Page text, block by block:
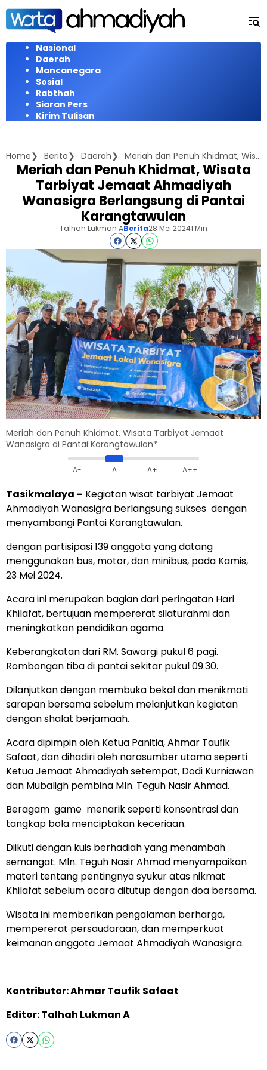
Langsung
konten
Nasional
Daerah
Mancanegara
Sosial
Rabthah
Siaran Pers
Kirim Tulisan
Home Berita Daerah Meriah dan Penuh Khidmat, Wisata Tarbiyat Jemaat Ahmadiyah Wanasigra Berlangsung di Pantai Karangtawulan
Meriah dan Penuh Khidmat, Wisata
Tarbiyat Jemaat Ahmadiyah
Wanasigra Berlangsung di Pantai
Karangtawulan
Talhah Lukman ABerita28 Mei 20241 Min
Meriah dan Penuh Khidmat, Wisata Tarbiyat Jemaat
Wanasigra di Pantai Karangtawulan*
A- A A+ A++
Tasikmalaya – Kegiatan wisat tarbiyat Jemaat
Ahmadiyah Wanasigra berlangsung sukses dengan
menyambangi Pantai Karangtawulan.
dengan partisipasi 139 anggota yang datang
menggunakan bus, motor, dan minibus, pada Kamis,
23 Mei 2024.
Acara ini merupakan bagian dari peringatan Hari
Khilafat, bertujuan mempererat silaturahmi dan
meningkatkan pendidikan agama.
Keberangkatan dari RM. Sawargi pukul 6 pagi.
Rombongan tiba di pantai sekitar pukul 09.30.
Dilanjutkan dengan membuka bekal dan menikmati
sarapan bersama sebelum melanjutkan kegiatan
dengan shalat berjamaah.
Acara dipimpin oleh Ketua Panitia, Ahmar Taufik
Safaat, dan dihadiri oleh narasumber utama seperti
Ketua Jemaat Ahmadiyah setempat, Dodi Kurniawan
dan Mubaligh pembina Mln. Teguh Nasir Ahmad.
Beragam game menarik seperti konsentrasi dan
tangkap bola menciptakan keceriaan.
Diikuti dengan kuis berhadiah yang menambah
semangat. Mln. Teguh Nasir Ahmad menyampaikan
materi tentang pentingnya syukur atas nikmat
Khilafat sebelum acara ditutup dengan doa bersama.
Wisata ini memberikan pengalaman berharga,
mempererat persaudaraan, dan memperkuat
keimanan anggota Jemaat Ahmadiyah Wanasigra.
Kontributor: Ahmar Taufik Safaat
Editor: Talhah Lukman A